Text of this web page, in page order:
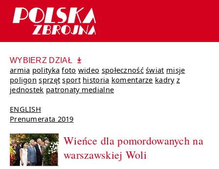
WYBIERZ DZIAŁ
armia polityka foto wideo społeczność świat misje
poligon sprzęt sport historia komentarze kadry z
jednostek patronaty medialne
ENGLISH
Prenumerata 2019
Wieńce dla pomordowanych na
warszawskiej Woli